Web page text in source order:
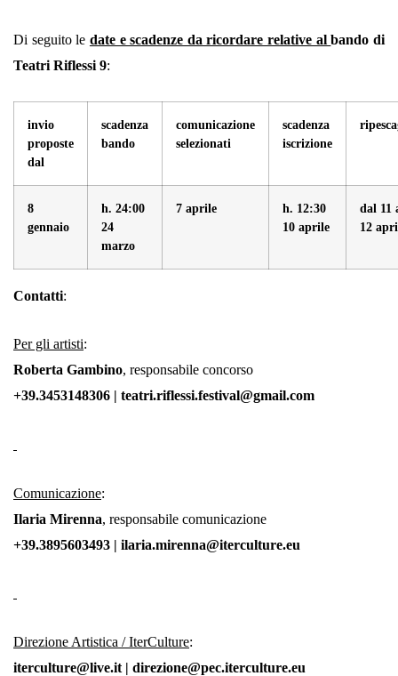
Di seguito le date e scadenze da ricordare relative albando di
Teatri Riflessi 9:
invio
proposte
dal
scadenza
bando
comunicazione
selezionati
scadenza
iscrizione
8
gennaio
h. 24:00
24
marzo
7 aprile
h. 12:30
10 aprile
dal 11
12
Contatti:
Per gli artisti:
Roberta Gambino, responsabile concorso
+39.3453148306 | teatri.riflessi.festival@gmail.com
Comunicazione:
Ilaria Mirenna, responsabile comunicazione
+39.3895603493 | ilaria.mirenna@iterculture.eu
Direzione Artistica / IterCulture:
iterculture@live.it | direzione@pec.iterculture.eu